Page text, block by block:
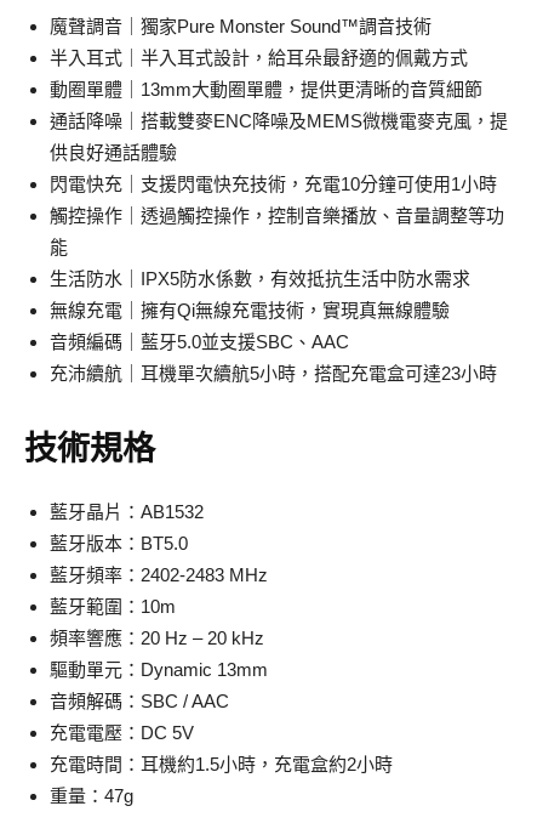
魔聲調音｜獨家Pure Monster Sound™調音技術
半入耳式｜半入耳式設計，給耳朵最舒適的佩戴方式
動圈單體｜13mm大動圈單體，提供更清晰的音質細節
通話降噪｜搭載雙麥ENC降噪及MEMS微機電麥克風，提
供良好通話體驗
閃電快充｜支援閃電快充技術，充電10分鐘可使用1小時
觸控操作｜透過觸控操作，控制音樂播放、音量調整等功
能
生活防水｜IPX5防水係數，有效抵抗生活中防水需求
無線充電｜擁有Qi無線充電技術，實現真無線體驗
音頻編碼｜藍牙5.0並支援SBC、AAC
充沛續航｜耳機單次續航5小時，搭配充電盒可達23小時
技術規格
藍牙晶片：AB1532
藍牙版本：BT5.0
藍牙頻率：2402-2483 MHz
藍牙範圍：10m
頻率響應：20 Hz – 20 kHz
驅動單元：Dynamic 13mm
音頻解碼：SBC / AAC
充電電壓：DC 5V
充電時間：耳機約1.5小時，充電盒約2小時
重量：47g